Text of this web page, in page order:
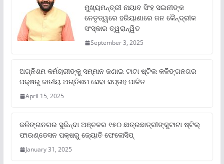
ମୁଖ୍ୟମନ୍ତ୍ରୀ ନାୟାବ ସିଂହ ସଇନୀଙ୍କ
ନେତୃତ୍ୱରେ ହରିୟାଣାରେ ଜନ କୈନ୍ଦ୍ରୀକ
ସଂସ୍କାର ତ୍ୱରାନ୍ୱିତ
September 3, 2025
ଅଗ୍ନିଶମ କର୍ମଚାରୀଙ୍କୁ ସମ୍ମାନ ଜଣାଇ ଟାଟା ଷ୍ଟିଲ କଳିଙ୍ଗନଗର
ପକ୍ଷରୁ ଜାତୀୟ ଅଗ୍ନିଶମ ସେବା ସପ୍ତାହ ପାଳିତ
April 15, 2025
କଳିଙ୍ଗନଗର ସୁକିନ୍ଦା ଅଞ୍ଚଳର ୧୫୦ ଛାତ୍ରଛାତ୍ରୀଙ୍କୁଟାଟା ଷ୍ଟିଲ୍
ଫାଉଣ୍ଡେସନ ପକ୍ଷରୁ ଜ୍ୟୋତି ଫେଲୋସିପ୍‌
January 31, 2025